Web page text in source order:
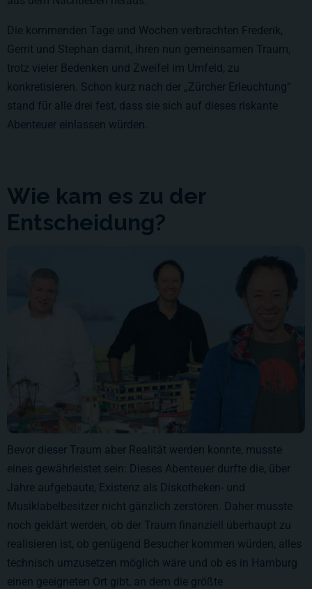
Die kommenden Tage und Wochen verbrachten Frederik,
Gerrit und Stephan damit, ihren nun gemeinsamen Traum,
trotz vieler Bedenken und Zweifel im Umfeld, zu
konkretisieren. Schon kurz nach der „Zürcher Erleuchtung“
stand für alle drei fest, dass sie sich auf dieses riskante
Abenteuer einlassen würden.
Wie kam es zu der
Entscheidung?
Bevor dieser Traum aber Realität werden konnte, musste
eines gewährleistet sein: Dieses Abenteuer durfte die, über
Jahre aufgebaute, Existenz als Diskotheken- und
Musiklabelbesitzer nicht gänzlich zerstören. Daher musste
noch geklärt werden, ob der Traum finanziell überhaupt zu
realisieren ist, ob genügend Besucher kommen würden, alles
technisch umzusetzen möglich wäre und ob es in Hamburg
einen geeigneten Ort gibt, an dem die größte